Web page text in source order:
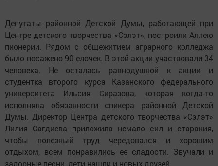
Депутаты районной Детской Думы, работающей при
Центре детского творчества «Сэлэт», построили Аллею
пионерии. Рядом с общежитием аграрного колледжа
было посажено 90 елочек. В этой акции участвовали 34
человека. Не осталась равнодушной к акции и
студентка второго курса Казанского федерального
университета Ильсия Сиразова, которая когда-то
исполняла обязанности спикера районной Детской
Думы. Директор Центра детского творчества «Сэлэт»
Лилия Сагдиева приложила немало сил и старания,
чтобы полезный труд чередовался и хорошим
отдыхом, всем понравились ее сладости. Звучали и
задорные песни, дети нашли и новых друзей.